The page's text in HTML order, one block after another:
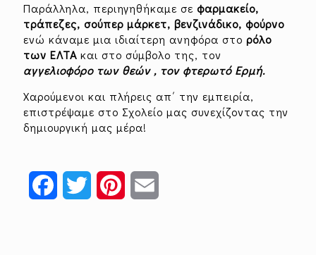
Παράλληλα, περιηγηθήκαμε σε φαρμακείο,
τράπεζες, σούπερ μάρκετ, βενζινάδικo, φούρνο
ενώ κάναμε μια ιδιαίτερη ανηφόρα στο ρόλο
των ΕΛΤΑ και στο σύμβολο της, τον
αγγελιοφόρο των θεών , τον φτερωτό Ερμή.
Χαρούμενοι και πλήρεις απ΄ την εμπειρία,
επιστρέψαμε στο Σχολείο μας συνεχίζοντας την
δημιουργική μας μέρα!
FacebookTwitter Pinterest